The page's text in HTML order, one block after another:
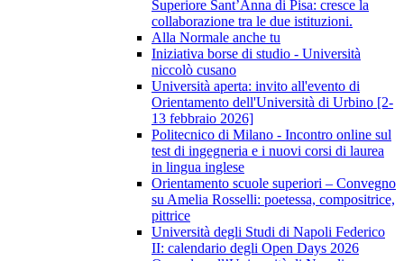
Superiore Sant’Anna di Pisa: cresce la
collaborazione tra le due istituzioni.
Alla Normale anche tu
Iniziativa borse di studio - Università
niccolò cusano
Università aperta: invito all'evento di
Orientamento dell'Università di Urbino [2-
13 febbraio 2026]
Politecnico di Milano - Incontro online sul
test di ingegneria e i nuovi corsi di laurea
in lingua inglese
Orientamento scuole superiori – Convegno
su Amelia Rosselli: poetessa, compositrice,
pittrice
Università degli Studi di Napoli Federico
II: calendario degli Open Days 2026